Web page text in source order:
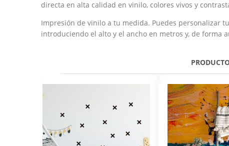
directa en alta calidad en vinilo, colores vivos y
Impresión de vinilo a tu medida. Puedes personalizar
introduciendo el alto y el ancho en metros y, de forma